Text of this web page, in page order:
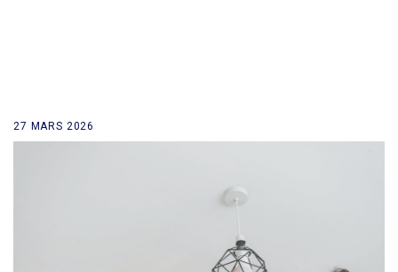
retour à la liste des news
27 MARS 2026